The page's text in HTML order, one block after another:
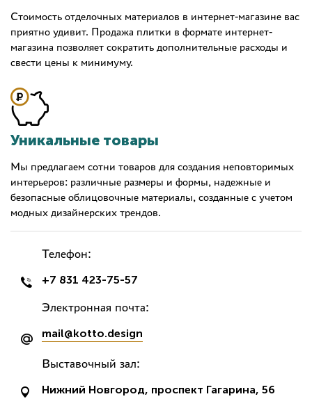
Стоимость отделочных материалов в интернет-магазине вас
приятно удивит. Продажа плитки в формате интернет-
магазина позволяет сократить дополнительные расходы и
свести цены к минимуму.
Уникальные товары
Мы предлагаем сотни товаров для создания неповторимых
интерьеров: различные размеры и формы, надежные и
безопасные облицовочные материалы, созданные с учетом
модных дизайнерских трендов.
Телефон:
+7 831 423-75-57
Электронная почта:
mail@kotto.design
Выставочный зал:
Нижний Новгород, проспект Гагарина, 56